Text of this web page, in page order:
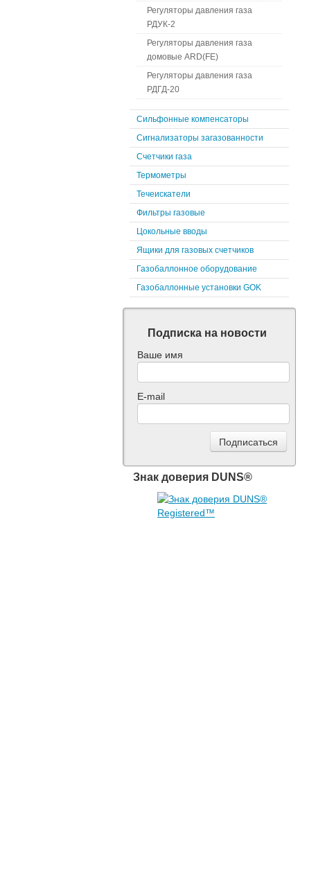
Регуляторы давления газа
РДУК-2
Регуляторы давления газа
домовые ARD(FE)
Регуляторы давления газа
РДГД-20
Сильфонные компенсаторы
Сигнализаторы загазованности
Счетчики газа
Термометры
Течеискатели
Фильтры газовые
Цокольные вводы
Ящики для газовых счетчиков
Газобаллонное оборудование
Газобаллонные установки GOK
Подписка на новости
Ваше имя
E-mail
Знак доверия DUNS®